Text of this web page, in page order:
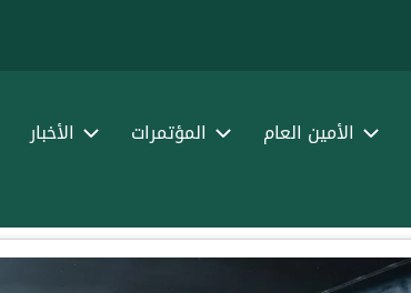
الأمين العام المؤتمرات الأخبار
البيانات الرسمية